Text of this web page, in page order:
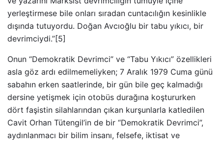
yerleştirmese bile onları sıradan cuntacılığın kesinlikle
dışında tutuyordu. Doğan Avcıoğlu bir tabu yıkıcı, bir
devrimciydi.”[5]
Onun “Demokratik Devrimci” ve “Tabu Yıkıcı” özellikleri
asla göz ardı edilmemeliyken; 7 Aralık 1979 Cuma günü
sabahın erken saatlerinde, bir gün bile geç kalmadığı
dersine yetişmek için otobüs durağına koştururken
dört faşistin silahlarından çıkan kurşunlarla katledilen
Cavit Orhan Tütengil’in de bir “Demokratik Devrimci”,
aydınlanmacı bir bilim insanı, felsefe, iktisat ve